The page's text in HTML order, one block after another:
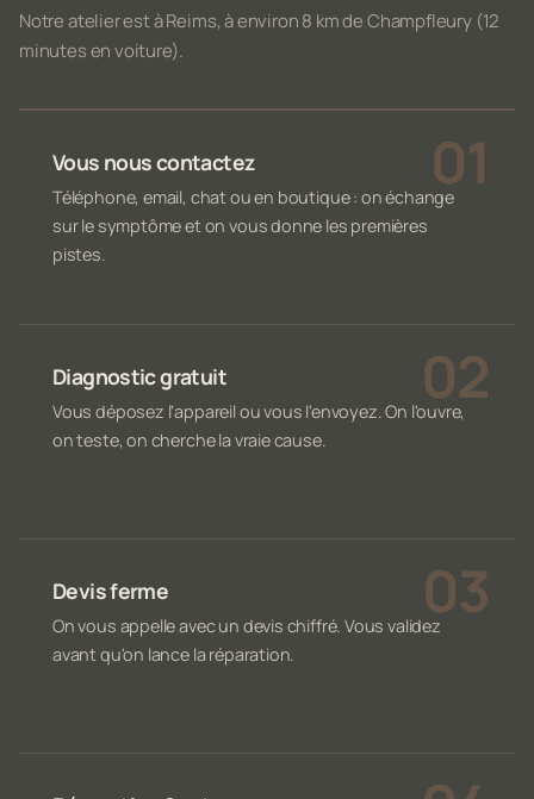
Notre atelier est à Reims, à environ 8 km de Champfleury (12
minutes en voiture).
Vous nous contactez
Téléphone, email, chat ou en boutique : on échange
sur le symptôme et on vous donne les premières
pistes.
Diagnostic gratuit
Vous déposez l'appareil ou vous l'envoyez. On l'ouvre,
on teste, on cherche la vraie cause.
Devis ferme
On vous appelle avec un devis chiffré. Vous validez
avant qu'on lance la réparation.